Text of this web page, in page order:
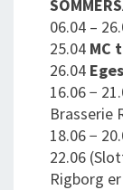
06.04 –
25.04 MC
26.04
16.06 −
Brasserie
18.06 −
22.06
Rigborg